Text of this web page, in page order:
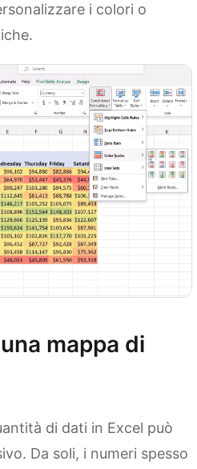
i colori o
mappa di
di dati in Excel può
Da soli, i numeri spesso